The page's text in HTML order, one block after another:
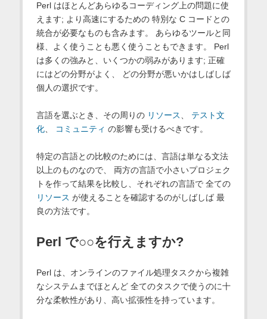
Perl はほとんどあらゆるコーディング上の問題に使
えます; より高速にするための 特別な C コードとの
統合が必要なものも含みます。 あらゆるツールと同
様、よく使うことも悪く使うこともできます。 Perl
は多くの強みと、いくつかの弱みがあります; 正確
にはどの分野がよく、 どの分野が悪いかはしばしば
個人の選択です。
言語を選ぶとき、その周りの リソース
テスト文
化、 コミュニティ の影響も受けるべきです。
特定の言語との比較のためには、言語は単なる文法
以上のものなので、 両方の言語で小さいプロジェク
トを作って結果を比較し、それぞれの言語で 全ての
リソース が使えることを確認するのがしばしば 最
良の方法です。
Perl で○○を行えますか?
Perl は、オンラインのファイル処理タスクから複雑
なシステムまでほとんど 全てのタスクで使うのに十
分な柔軟性があり、高い拡張性を持っています。